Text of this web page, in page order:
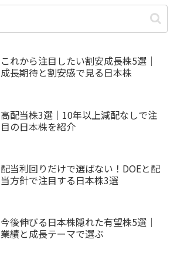
これから注目したい割安成長株5選｜
成長期待と割安感で見る日本株
高配当株3選｜10年以上減配なしで注
目の日本株を紹介
配当利回りだけで選ばない！DOEと配
当方針で注目する日本株3選
今後伸びる日本株隠れた有望株5選｜
業績と成長テーマで選ぶ